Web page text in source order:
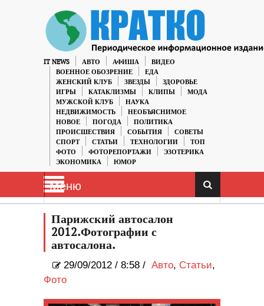
IT NEWS АВТО АФИША
ВИДЕО
ВОЕННОЕ ОБОЗРЕНИЕ
ЕДА
ЖЕНСКИЙ КЛУБ
ЗВЕЗДЫ
ЗДОРОВЬЕ
ИГРЫ
КАТАКЛИЗМЫ КЛИПЫ
МОДА
МУЖСКОЙ КЛУБ
НАУКА
НЕДВИЖИМОСТЬ
НЕОБЪЯСНИМОЕ
НОВОЕ
ПОГОДА
ПОЛИТИКА
ПРОИСШЕСТВИЯ
СОБЫТИЯ
СОВЕТЫ
СПОРТ
СТАТЬИ ТЕХНОЛОГИИ
ТОП
ФОТО
ФОТОРЕПОРТАЖИ
ЭЗОТЕРИКА
ЭКОНОМИКА
ЮМОР
Меню
Парижский автосалон
2012.Фотографии с
автосалона.
29/09/2012 / 8:58 / Авто, Статьи,
Фото